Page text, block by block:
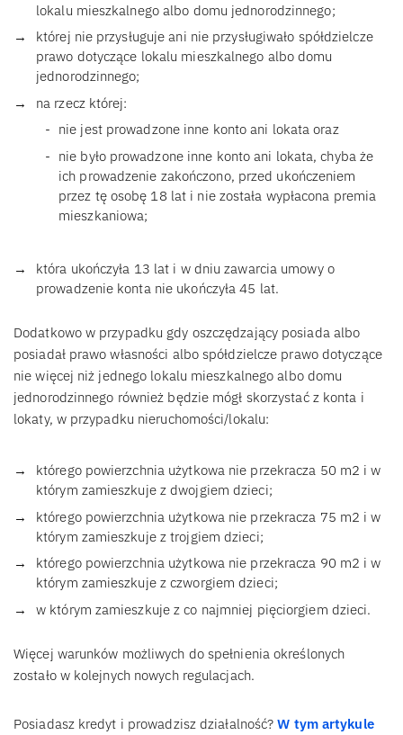
lokalu mieszkalnego albo domu jednorodzinnego;
której nie przysługuje ani nie przysługiwało spółdzielcze
prawo dotyczące lokalu mieszkalnego albo domu
jednorodzinnego;
na rzecz której:
nie jest prowadzone inne konto ani lokata oraz
nie było prowadzone inne konto ani lokata, chyba że
ich prowadzenie zakończono, przed ukończeniem
przez tę osobę 18 lat i nie została wypłacona premia
mieszkaniowa;
która ukończyła 13 lat i w dniu zawarcia umowy o
prowadzenie konta nie ukończyła 45 lat.
Dodatkowo w przypadku gdy oszczędzający posiada albo
posiadał prawo własności albo spółdzielcze prawo dotyczące
nie więcej niż jednego lokalu mieszkalnego albo domu
jednorodzinnego również będzie mógł skorzystać z konta i
lokaty, w przypadku nieruchomości/lokalu:
którego powierzchnia użytkowa nie przekracza 50 m2 i w
którym zamieszkuje z dwojgiem dzieci;
którego powierzchnia użytkowa nie przekracza 75 m2 i w
którym zamieszkuje z trojgiem dzieci;
którego powierzchnia użytkowa nie przekracza 90 m2 i w
którym zamieszkuje z czworgiem dzieci;
w którym zamieszkuje z co najmniej pięciorgiem dzieci.
Więcej warunków możliwych do spełnienia określonych
zostało w kolejnych nowych regulacjach.
Posiadasz kredyt i prowadzisz działalność?W tym artykule